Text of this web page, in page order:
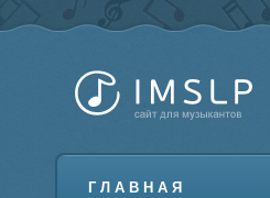
ГЛАВНАЯ